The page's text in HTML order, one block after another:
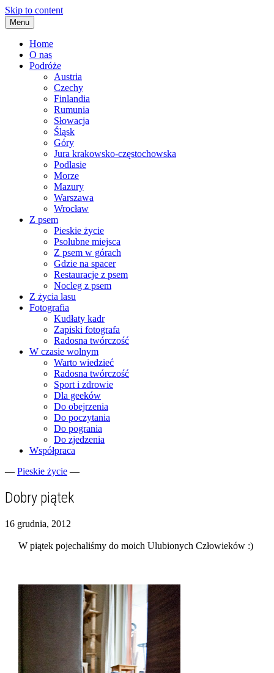
Skip to content
Menu
Home
O nas
Podróże
Austria
Czechy
Finlandia
Rumunia
Słowacja
Śląsk
Góry
Jura krakowsko-częstochowska
Podlasie
Morze
Mazury
Warszawa
Wrocław
Z psem
Pieskie życie
Psolubne miejsca
Z psem w górach
Gdzie na spacer
Restauracje z psem
Nocleg z psem
Z życia lasu
Fotografia
Kudłaty kadr
Zapiski fotografa
Radosna twórczość
W czasie wolnym
Warto wiedzieć
Radosna twórczość
Sport i zdrowie
Dla geeków
Do obejrzenia
Do poczytania
Do pogrania
Do zjedzenia
Współpraca
zgranestado.pl
— Pieskie życie —
Dobry piątek
16 grudnia, 2012
W piątek pojechaliśmy do moich Ulubionych Człowieków :)